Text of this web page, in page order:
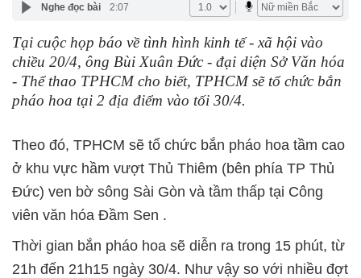
Nghe đọc bài 2:07
Tại cuộc họp báo về tình hình kinh tế - xã hội vào
chiều 20/4, ông Bùi Xuân Đức - đại diện Sở Văn hóa
- Thể thao TPHCM cho biết, TPHCM sẽ tổ chức bắn
pháo hoa tại 2 địa điểm vào tối 30/4.
Theo đó, TPHCM sẽ tổ chức bắn pháo hoa tầm cao
ở khu vực hầm vượt Thủ Thiêm (bên phía TP Thủ
Đức) ven bờ sông Sài Gòn và tầm thấp tại Công
viên văn hóa Đầm Sen .
Thời gian bắn pháo hoa sẽ diễn ra trong 15 phút, từ
21h đến 21h15 ngày 30/4. Như vậy so với nhiều đợt